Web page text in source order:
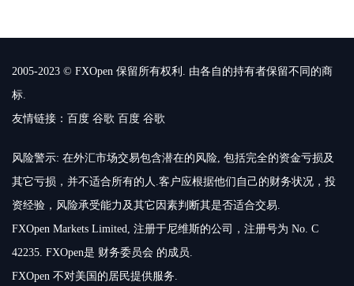
2005-2023 © FXOpen 保留所有权利. 由各自的持有者保留不同的商
标.
友情链接： 百度 谷歌 百度 谷歌
风险警示: 在外汇市场交易包含潜在的风险, 包括完全的资金亏损及
其它亏损，并不适合所有的人.客户应根据他们自己的财务状况，投
资经验，风险承受能力及其它因素判断其是否适合交易.
FXOpen Markets Limited, 注册于尼维斯的公司，注册号为 No. C
42235. FXOpen是 财务委员会 的成员.
FXOpen 不对美国的居民提供服务.